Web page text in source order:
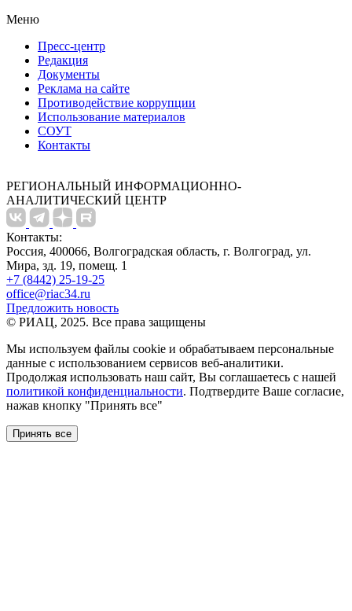
Меню
Пресс-центр
Редакция
Документы
Реклама на сайте
Противодействие коррупции
Использование материалов
СОУТ
Контакты
РЕГИОНАЛЬНЫЙ ИНФОРМАЦИОННО-
АНАЛИТИЧЕСКИЙ ЦЕНТР
Контакты:
Россия, 400066, Волгоградская область, г. Волгоград, ул.
Мира, зд. 19, помещ. 1
+7 (8442) 25-19-25
office@riac34.ru
Предложить новость
© РИАЦ, 2025. Все права защищены
Мы используем файлы сookie и обрабатываем персональные
данные с использованием сервисов веб-аналитики.
Продолжая использовать наш сайт, Вы соглашаетесь с нашей
политикой конфиденциальности. Подтвердите Ваше согласие,
нажав кнопку "Принять все"
Принять все